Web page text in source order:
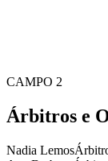
CAMPO 2
Árbitros e
Nadia Lemos